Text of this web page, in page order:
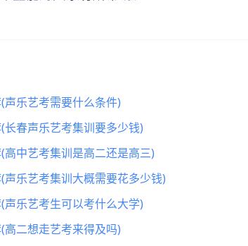
乐艺考需要什么条件)
春声乐艺考集训要多少钱)
中艺考集训是高二还是高三)
乐艺考集训大概需要花多少钱)
乐艺考生可以考什么大学)
二想走艺考来得及吗)